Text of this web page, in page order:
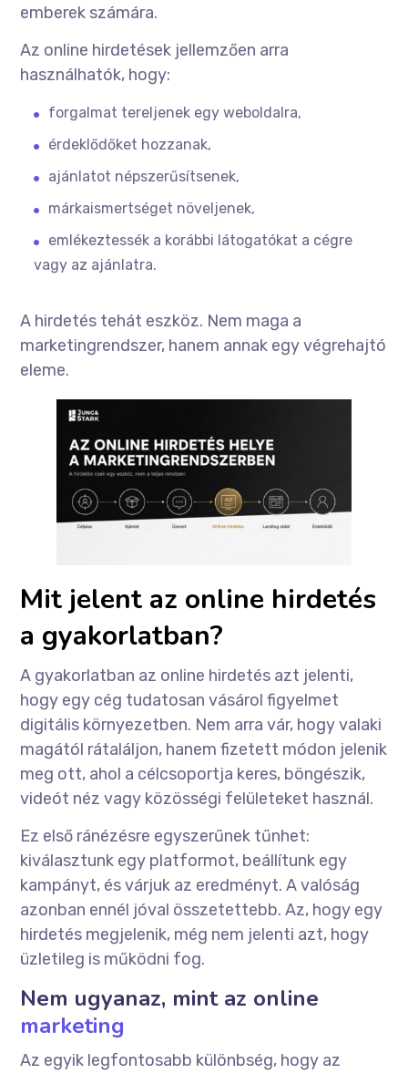
emberek számára.
Az online hirdetések jellemzően arra
használhatók, hogy:
forgalmat tereljenek egy weboldalra,
érdeklődőket hozzanak,
ajánlatot népszerűsítsenek,
márkaismertséget növeljenek,
emlékeztessék a korábbi látogatókat a cégre
vagy az ajánlatra.
A hirdetés tehát eszköz. Nem maga a
marketingrendszer, hanem annak egy végrehajtó
eleme.
Mit jelent az online hirdetés
a gyakorlatban?
A gyakorlatban az online hirdetés azt jelenti,
hogy egy cég tudatosan vásárol figyelmet
digitális környezetben. Nem arra vár, hogy valaki
magától rátaláljon, hanem fizetett módon jelenik
meg ott, ahol a célcsoportja keres, böngészik,
videót néz vagy közösségi felületeket használ.
Ez első ránézésre egyszerűnek tűnhet:
kiválasztunk egy platformot, beállítunk egy
kampányt, és várjuk az eredményt. A valóság
azonban ennél jóval összetettebb. Az, hogy egy
hirdetés megjelenik, még nem jelenti azt, hogy
üzletileg is működni fog.
Nem ugyanaz, mint az online
marketing
Az egyik legfontosabb különbség, hogy az